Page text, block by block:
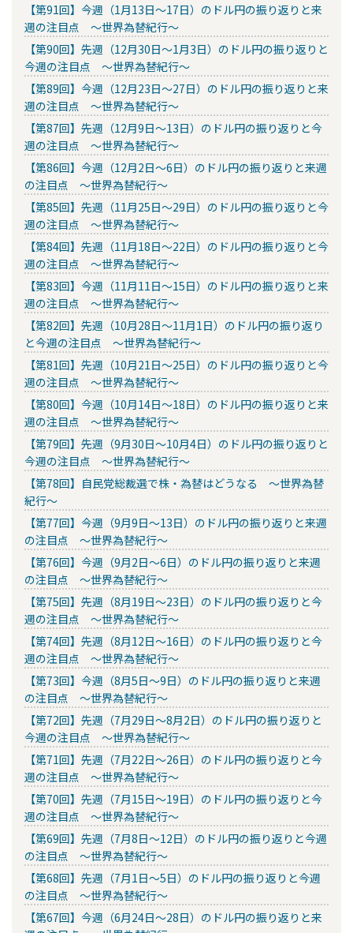
【第91回】今週（1月13日～17日）のドル円の振り返りと来
週の注目点 ～世界為替紀行～
【第90回】先週（12月30日～1月3日）のドル円の振り返りと
今週の注目点 ～世界為替紀行～
【第89回】今週（12月23日～27日）のドル円の振り返りと来
週の注目点 ～世界為替紀行～
【第87回】先週（12月9日～13日）のドル円の振り返りと今
週の注目点 ～世界為替紀行～
【第86回】今週（12月2日～6日）のドル円の振り返りと来週
の注目点 ～世界為替紀行～
【第85回】先週（11月25日～29日）のドル円の振り返りと今
週の注目点 ～世界為替紀行～
【第84回】先週（11月18日～22日）のドル円の振り返りと今
週の注目点 ～世界為替紀行～
【第83回】今週（11月11日～15日）のドル円の振り返りと来
週の注目点 ～世界為替紀行～
【第82回】先週（10月28日～11月1日）のドル円の振り返り
と今週の注目点 ～世界為替紀行～
【第81回】先週（10月21日～25日）のドル円の振り返りと今
週の注目点 ～世界為替紀行～
【第80回】今週（10月14日～18日）のドル円の振り返りと来
週の注目点 ～世界為替紀行～
【第79回】先週（9月30日～10月4日）のドル円の振り返りと
今週の注目点 ～世界為替紀行～
【第78回】自民党総裁選で株・為替はどうなる ～世界為替
紀行～
【第77回】今週（9月9日～13日）のドル円の振り返りと来週
の注目点 ～世界為替紀行～
【第76回】今週（9月2日～6日）のドル円の振り返りと来週
の注目点 ～世界為替紀行～
【第75回】先週（8月19日～23日）のドル円の振り返りと今
週の注目点 ～世界為替紀行～
【第74回】先週（8月12日～16日）のドル円の振り返りと今
週の注目点 ～世界為替紀行～
【第73回】今週（8月5日～9日）のドル円の振り返りと来週
の注目点 ～世界為替紀行～
【第72回】先週（7月29日～8月2日）のドル円の振り返りと
今週の注目点 ～世界為替紀行～
【第71回】先週（7月22日～26日）のドル円の振り返りと今
週の注目点 ～世界為替紀行～
【第70回】先週（7月15日～19日）のドル円の振り返りと今
週の注目点 ～世界為替紀行～
【第69回】先週（7月8日～12日）のドル円の振り返りと今週
の注目点 ～世界為替紀行～
【第68回】先週（7月1日～5日）のドル円の振り返りと今週
の注目点 ～世界為替紀行～
【第67回】今週（6月24日～28日）のドル円の振り返りと来